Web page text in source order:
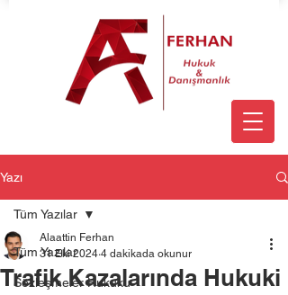
Yazı
Tüm Yazılar
Sözleşmeler Hukuku
Tüm Yazılar
Trafik Kazalarında Hukuki
Alaattin Ferhan
31 Eki 2024 4 dakikada okunur